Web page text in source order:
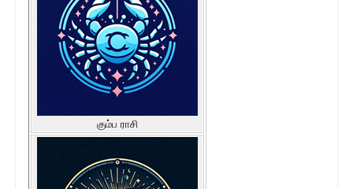
கும்ப ராசி